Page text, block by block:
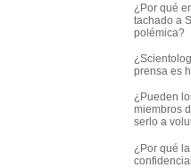
¿Por qué
tachado a
polémica?
prensa es
¿Pueden
miembros
serlo a
¿Por qué